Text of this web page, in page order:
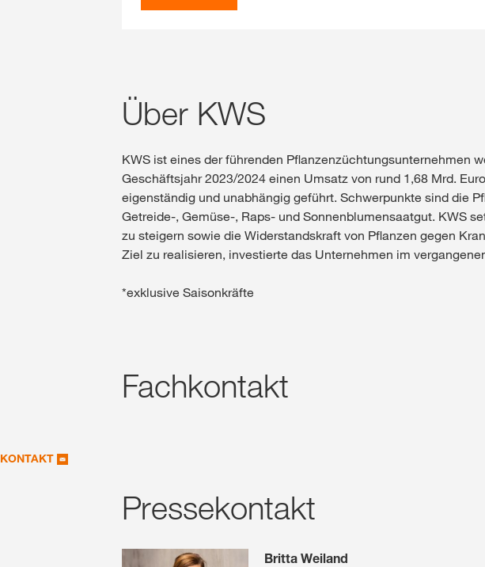
Über KWS
KWS ist eines der führenden Pflanzenzüchtungsunternehmen
Geschäftsjahr 2023/2024 einen Umsatz von rund 1,68 Mrd.
eigenständig und unabhängig geführt. Schwerpunkte sind die
Getreide-, Gemüse-, Raps- und Sonnenblumensaatgut. KWS
zu steigern sowie die Widerstandskraft von Pflanzen gegen
Ziel zu realisieren, investierte das Unternehmen im
*exklusive Saisonkräfte
Fachkontakt
KONTAKT
Pressekontakt
Britta Weiland